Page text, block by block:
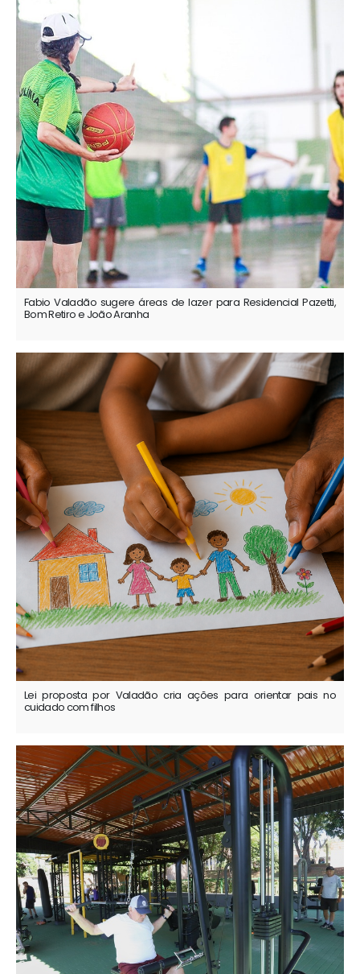
Fabio Valadão sugere áreas de lazer para Residencial Pazetti,
Bom Retiro e João Aranha
Lei proposta por Valadão cria ações para orientar pais no
cuidado com filhos